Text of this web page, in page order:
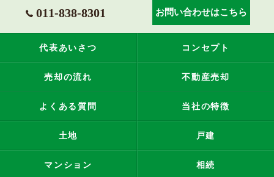
011-838-8301 お問い合わせはこちら
代表あいさつ コンセプト
売却の流れ 不動産売却
よくある質問 当社の特徴
土地 戸建
マンション 相続